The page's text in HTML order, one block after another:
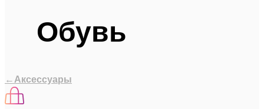
Обувь
←Аксессуары